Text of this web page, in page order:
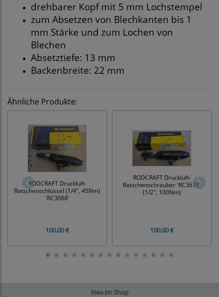
Neu im Shop
drehbarer Kopf mit 5 mm Lochstempel
zum Absetzen von Blechkanten bis 1
mm Stärke und zum Lochen von
Blechen
Absetztiefe: 13 mm
Backenbreite: 22 mm
Ähnliche Produkte:
RODCRAFT Druckluft-
Ratschenschlüssel (1/4", 45Nm)
'RC3068'
100,00 €
RODCRAFT Druckluft-
Ratschenschrauber 'RC3678'
(1/2", 100Nm)
100,00 €